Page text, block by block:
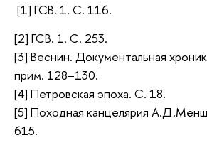
[1] ГСВ. 1. С. 116.
[2] ГСВ. 1. С. 253.
[3] Веснин. Документальная
прим. 128–130.
[4] Петровская эпоха. С. 18.
[5] Походная канцелярия
615.